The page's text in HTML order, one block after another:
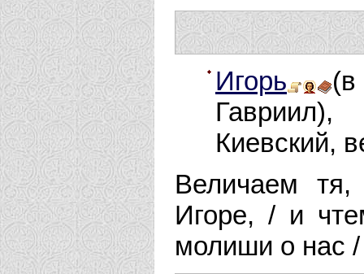
Игорь
Киевский,
Величаем тя,
Игоре, / и
молиши о нас